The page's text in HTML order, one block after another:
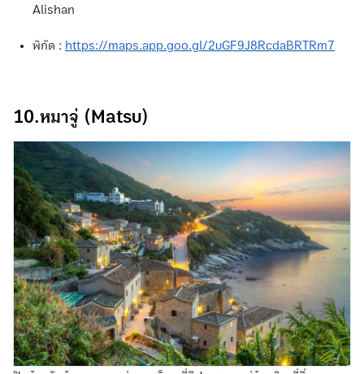
Alishan
พิกัด : https://maps.app.goo.gl/2uGF9J8RcdaBRTRm7
10.หมาจู่ (Matsu)